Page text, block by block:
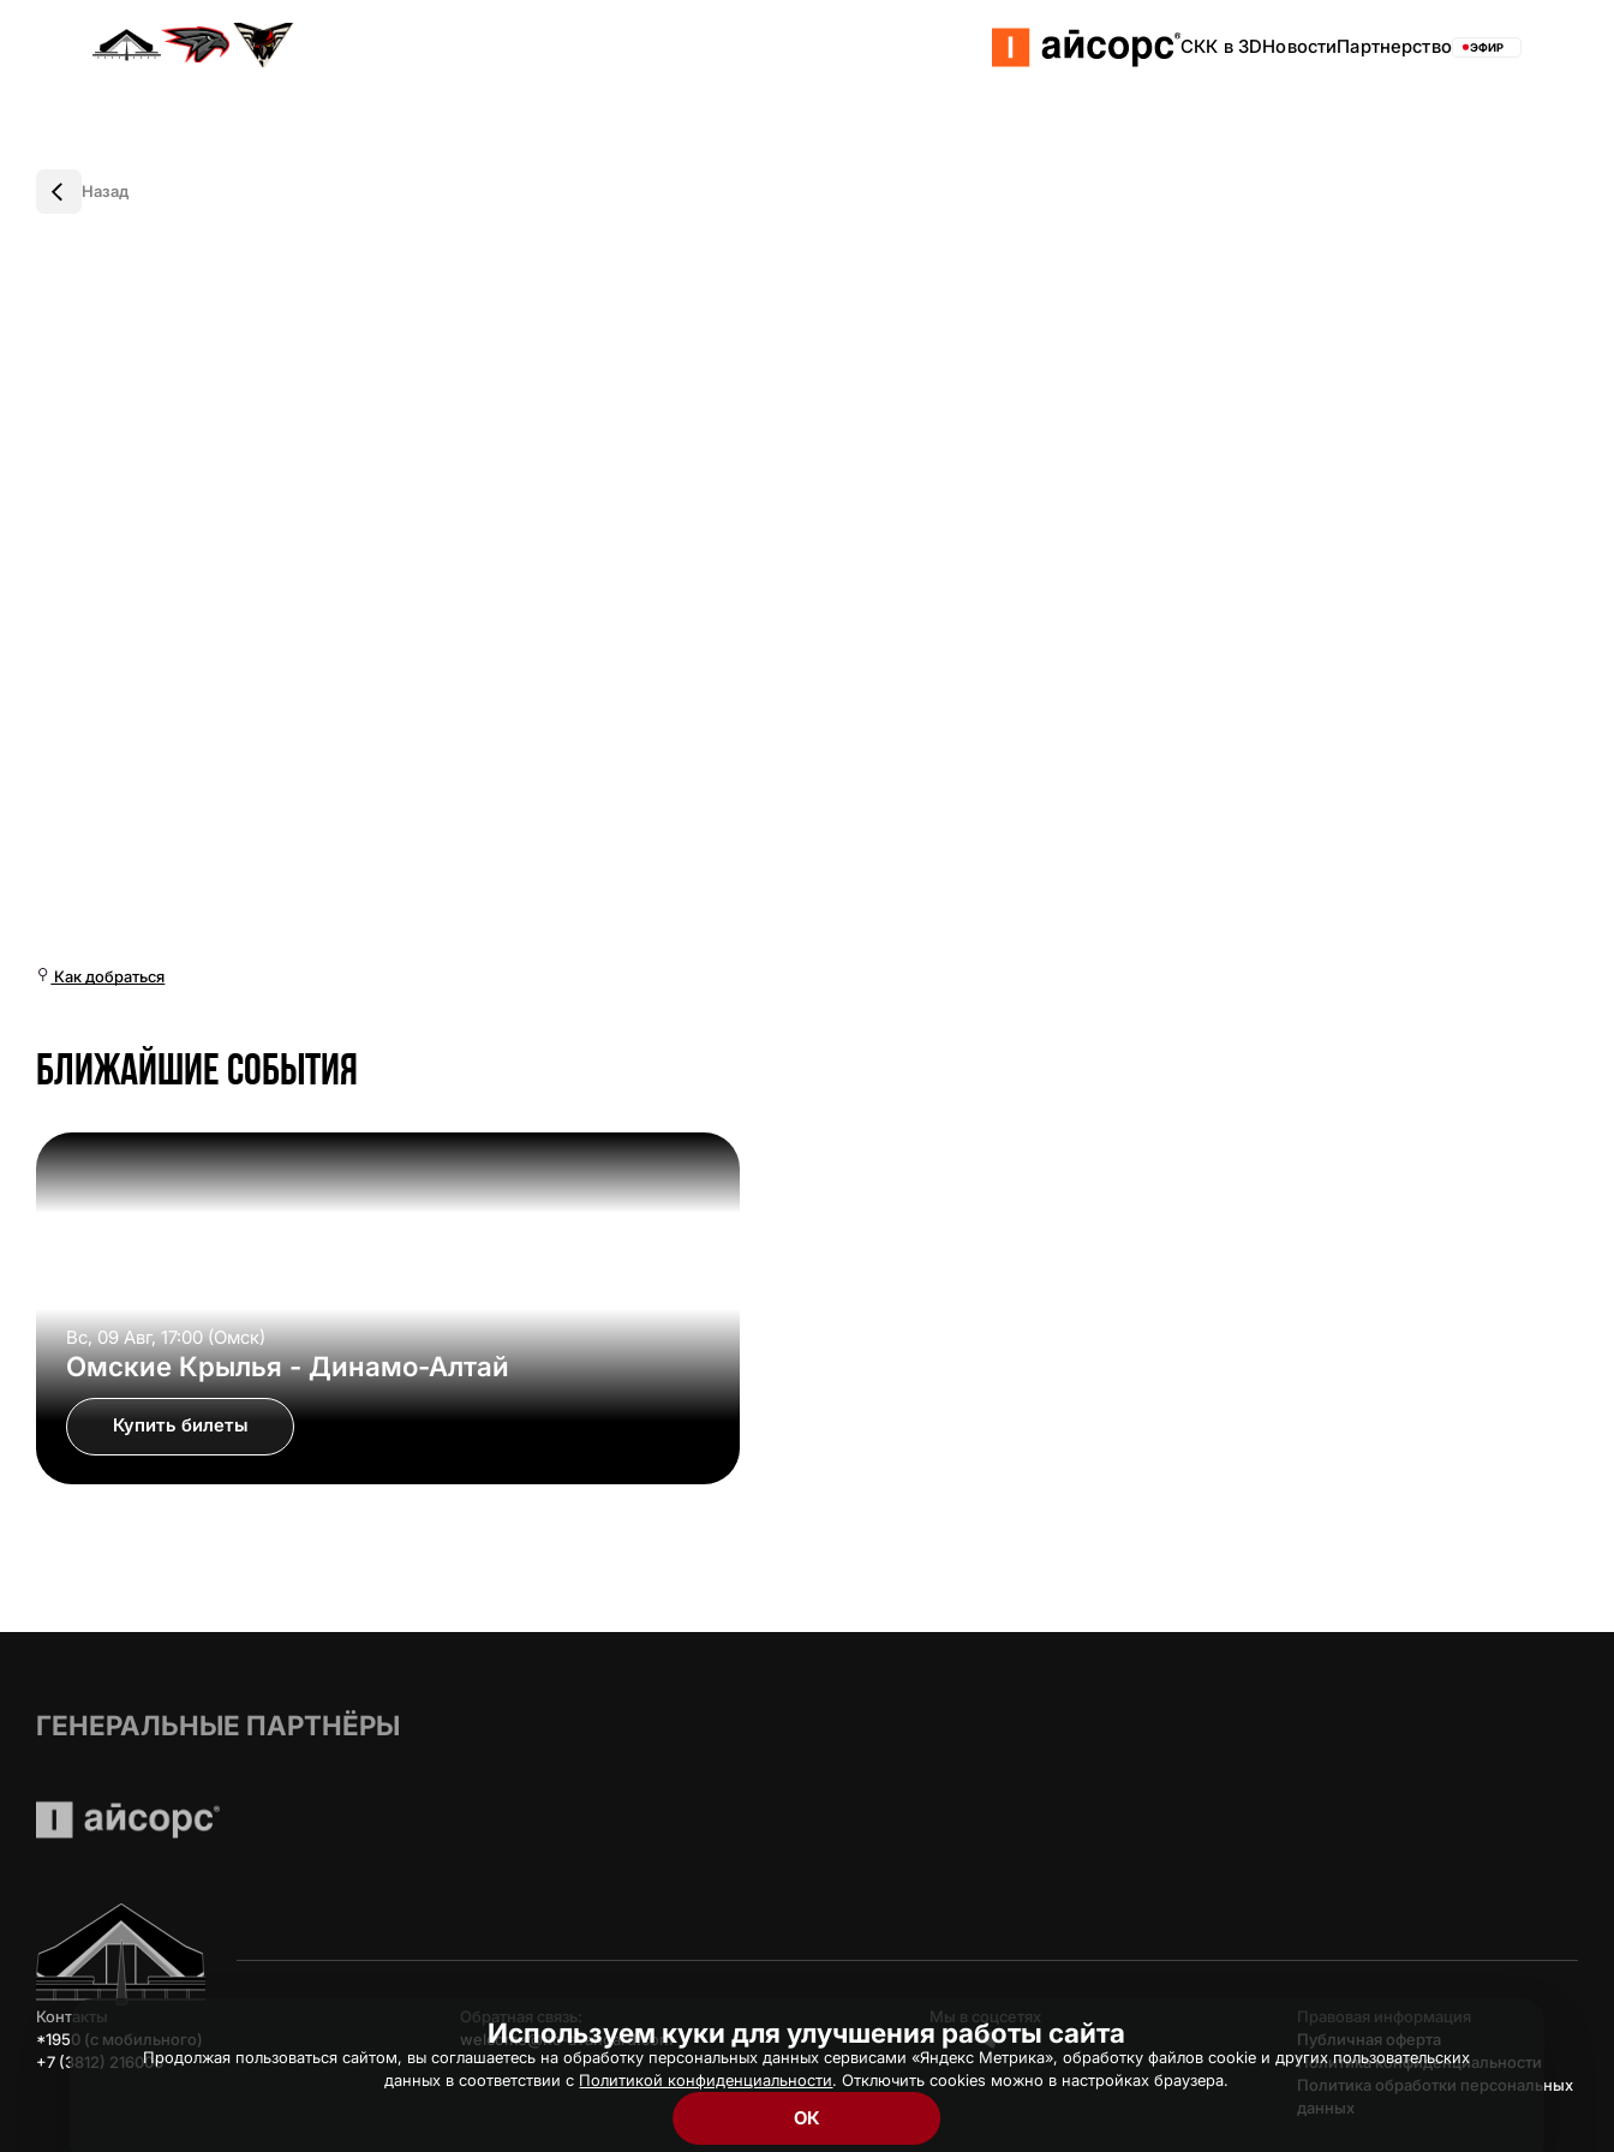
СКК в 3DНовостиПартнерство ЭФИР
Назад
Как добраться
Ближайшие события
Вс, 09 Авг, 17:00 (Омск)
Омские Крылья - Динамо-Алтай
Купить билеты
ГЕНЕРАЛЬНЫЕ ПАРТНЁРЫ
Контакты
*1950 (c мобильного)
+7 (3812) 216006
Обратная связь:
welcome@hc-avangard.com
Мы в соцсетях
Правовая информация
Публичная оферта
Политика конфиденциальности
Политика обработки персональных
данных
Используем куки для улучшения работы сайта
Продолжая пользоваться сайтом, вы соглашаетесь на обработку персональных данных сервисами «Яндекс Метрика», обработку файлов cookie и других пользовательских
данных в соответствии с Политикой конфиденциальности. Отключить cookies можно в настройках браузера.
ОК